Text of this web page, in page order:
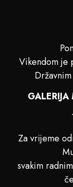
Vikendom je
Za vrijeme
svakim